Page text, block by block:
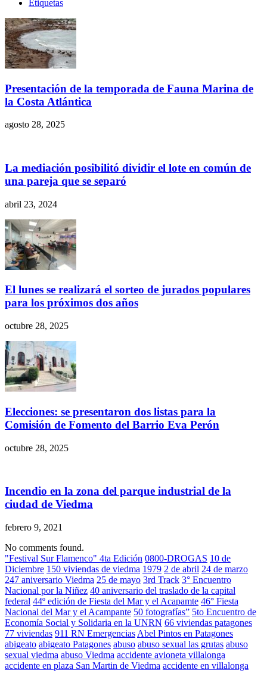
Etiquetas
Presentación de la temporada de Fauna Marina de
la Costa Atlántica
agosto 28, 2025
La mediación posibilitó dividir el lote en común de
una pareja que se separó
abril 23, 2024
El lunes se realizará el sorteo de jurados populares
para los próximos dos años
octubre 28, 2025
Elecciones: se presentaron dos listas para la
Comisión de Fomento del Barrio Eva Perón
octubre 28, 2025
Incendio en la zona del parque industrial de la
ciudad de Viedma
febrero 9, 2021
No comments found.
"Festival Sur Flamenco" 4ta Edición 0800-DROGAS 10 de
Diciembre 150 viviendas de viedma 1979 2 de abril 24 de marzo
247 aniversario Viedma 25 de mayo 3rd Track 3° Encuentro
Nacional por la Niñez 40 aniversario del traslado de la capital
federal 44º edición de Fiesta del Mar y el Acapamte 46° Fiesta
Nacional del Mar y el Acampante 50 fotografías” 5to Encuentro de
Economía Social y Solidaria en la UNRN 66 viviendas patagones
77 viviendas 911 RN Emergencias Abel Pintos en Patagones
abigeato abigeato Patagones abuso abuso sexual las grutas abuso
sexual viedma abuso Viedma accidente avioneta villalonga
accidente en plaza San Martin de Viedma accidente en villalonga